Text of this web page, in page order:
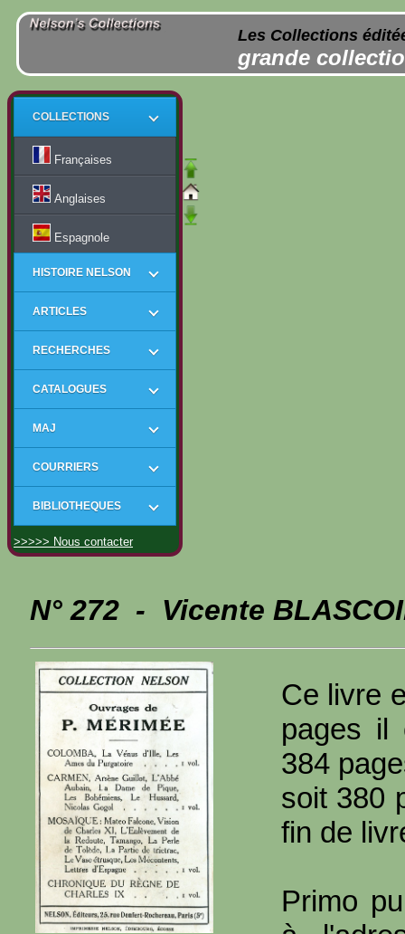
Les Collections
grande
COLLECTIONS
Françaises
Anglaises
Espagnole
HISTOIRE NELSON
ARTICLES
RECHERCHES
CATALOGUES
MAJ
COURRIERS
BIBLIOTHEQUES
>>>>> Nous contacter
N° 272 - Vicente
Ce livre
pages il
384
soit 380
fin de
Primo